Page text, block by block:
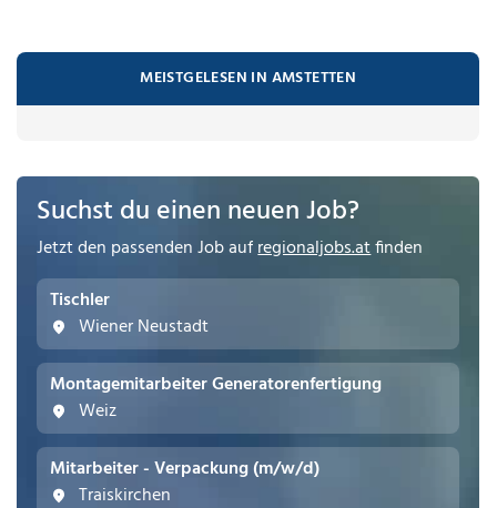
MEISTGELESEN IN AMSTETTEN
Suchst du einen neuen Job?
Jetzt den passenden Job aufregionaljobs.atfinden
Tischler
Wiener Neustadt
Montagemitarbeiter Generatorenfertigung
Weiz
Mitarbeiter - Verpackung (m/w/d)
Traiskirchen